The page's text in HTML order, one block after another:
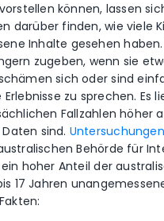
können, lassen
darüber finden, wie viele
Inhalte gesehen haben.
zugeben, wenn sie
sich oder sind
zu sprechen. Es
Fallzahlen höher
sind.
Behörde für
hoher Anteil der
17 Jahren